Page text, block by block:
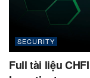
SECURITY
Full tài liệu